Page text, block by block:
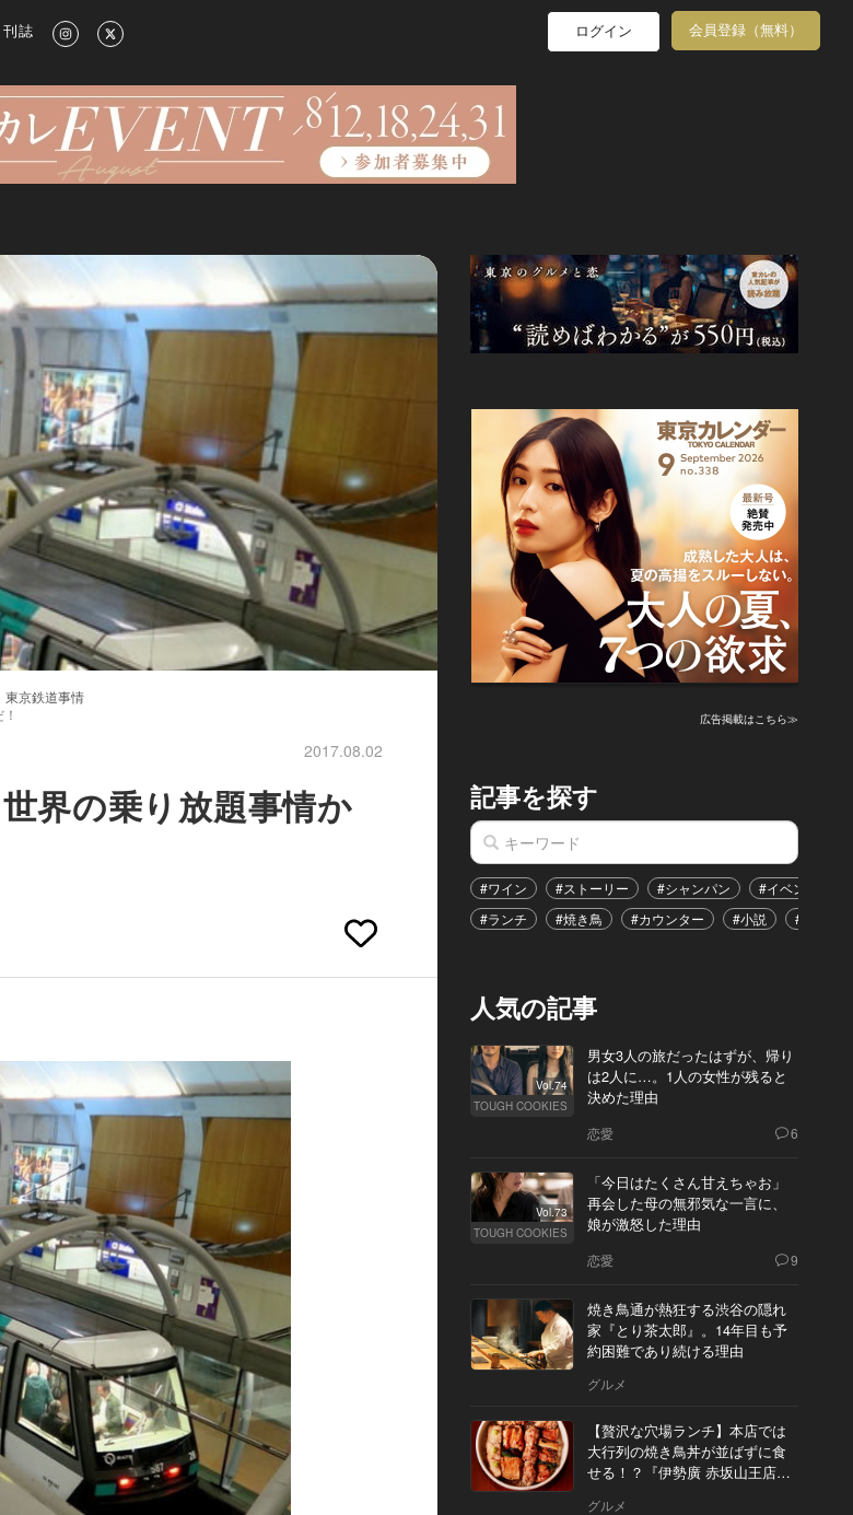
ライフスタイル情報
誌 ログイン 会員登録（無料）
東京鉄道事情
2017.08.02
界の乗り放題事情か
広告掲載はこちら≫
記事を探す
#ワイン #ストーリー #シャンパン #イベント
#ランチ
#焼き鳥 #カウンター #小説 #恋愛
人気の記事
Vol.74
TOUGH COOKIES
男女3人の旅だったはずが、帰り
は2人に…。1人の女性が残ると
決めた理由
恋愛 6
Vol.73
TOUGH COOKIES
「今日はたくさん甘えちゃお」
再会した母の無邪気な一言に、
娘が激怒した理由
恋愛 9
焼き鳥通が熱狂する渋谷の隠れ
家『とり茶太郎』。14年目も予
約困難であり続ける理由
グルメ
【贅沢な穴場ランチ】本店では
大行列の焼き鳥丼が並ばずに食
せる！？『伊勢廣 赤坂山王店』
グルメ